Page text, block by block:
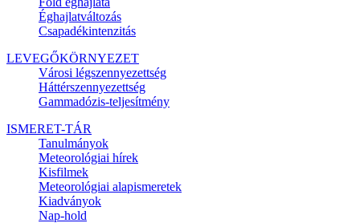
Éghajlatváltozás
Csapadékintenzitás
LEVEGŐKÖRNYEZET
Városi légszennyezettség
Háttérszennyezettség
Gammadózis-teljesítmény
ISMERET-TÁR
Tanulmányok
Meteorológiai hírek
Kisfilmek
Meteorológiai alapismeretek
Kiadványok
Nap-hold